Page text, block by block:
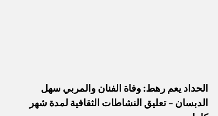
الحداد يعم رهط: وفاة الفنان والمربي سهل
الدبسان – تعليق النشاطات الثقافية لمدة شهر